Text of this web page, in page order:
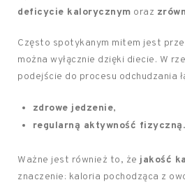
deficycie kalorycznym oraz
Często spotykanym mitem jest
można wyłącznie dzięki diecie. W
podejście do procesu odchudzania
zdrowe jedzenie,
regularną aktywność fizyczną.
Ważne jest również to, że jakość
znaczenie: kaloria pochodząca z